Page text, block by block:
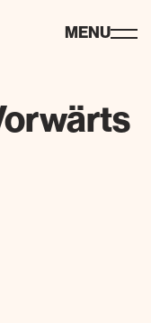
MENU